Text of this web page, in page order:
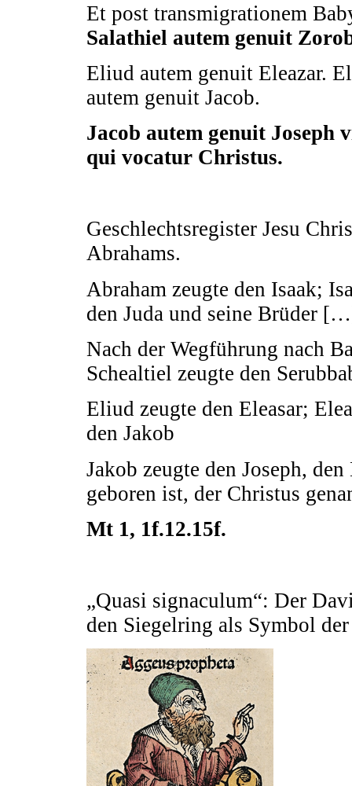
Et post transmigrationem
Salathiel autem genuit
Eliud autem genuit Eleazar.
autem genuit Jacob.
Jacob autem genuit Joseph
qui vocatur Christus.
Geschlechtsregister Jesu
Abrahams.
Abraham zeugte den Isaak;
den Juda und seine Brüder
Nach der Wegführung nach
Schealtiel zeugte den
Eliud zeugte den Eleasar;
den Jakob
Jakob zeugte den Joseph,
geboren ist, der Christus
Mt 1, 1f.12.15f.
„Quasi signaculum“: Der
den Siegelring als Symbol